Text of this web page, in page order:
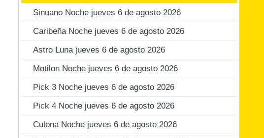
Sinuano Noche jueves 6 de agosto 2026
Caribeña Noche jueves 6 de agosto 2026
Astro Luna jueves 6 de agosto 2026
Motilon Noche jueves 6 de agosto 2026
Pick 3 Noche jueves 6 de agosto 2026
Pick 4 Noche jueves 6 de agosto 2026
Culona Noche jueves 6 de agosto 2026